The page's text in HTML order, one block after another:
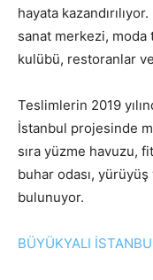
hayata
sanat merkezi, moda
kulübü, restoranlar
Teslimlerin 2019
İstanbul projesinde
sıra yüzme havuzu,
buhar odası,
bulunuyor.
BÜYÜKYALI